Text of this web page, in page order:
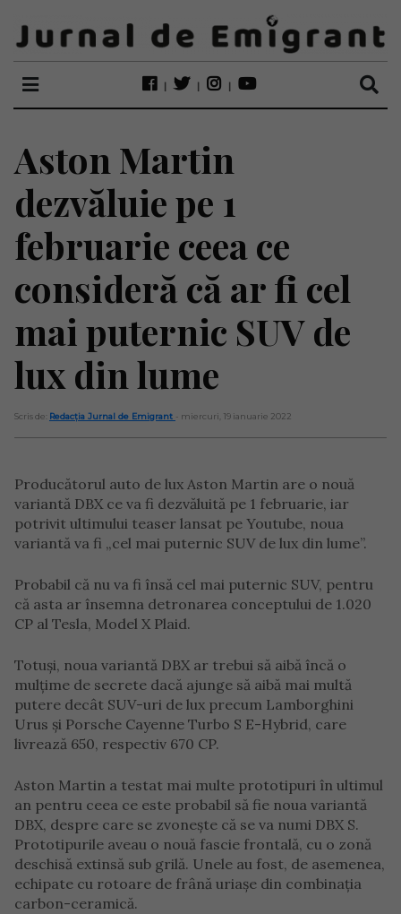
Aston Martin
dezvăluie pe 1
februarie ceea ce
consideră că ar fi cel
mai puternic SUV de
lux din lume
Scris de: Redacția Jurnal de Emigrant - miercuri, 19 ianuarie 2022
Producătorul auto de lux Aston Martin are o nouă
variantă DBX ce va fi dezvăluită pe 1 februarie, iar
potrivit ultimului teaser lansat pe Youtube, noua
variantă va fi „cel mai puternic SUV de lux din lume”.
Probabil că nu va fi însă cel mai puternic SUV, pentru
că asta ar însemna detronarea conceptului de 1.020
CP al Tesla, Model X Plaid.
Totuși, noua variantă DBX ar trebui să aibă încă o
mulțime de secrete dacă ajunge să aibă mai multă
putere decât SUV-uri de lux precum Lamborghini
Urus și Porsche Cayenne Turbo S E-Hybrid, care
livrează 650, respectiv 670 CP.
Aston Martin a testat mai multe prototipuri în ultimul
an pentru ceea ce este probabil să fie noua variantă
DBX, despre care se zvonește că se va numi DBX S.
Prototipurile aveau o nouă fascie frontală, cu o zonă
deschisă extinsă sub grilă. Unele au fost, de asemenea,
echipate cu rotoare de frână uriașe din combinația
carbon-ceramică.